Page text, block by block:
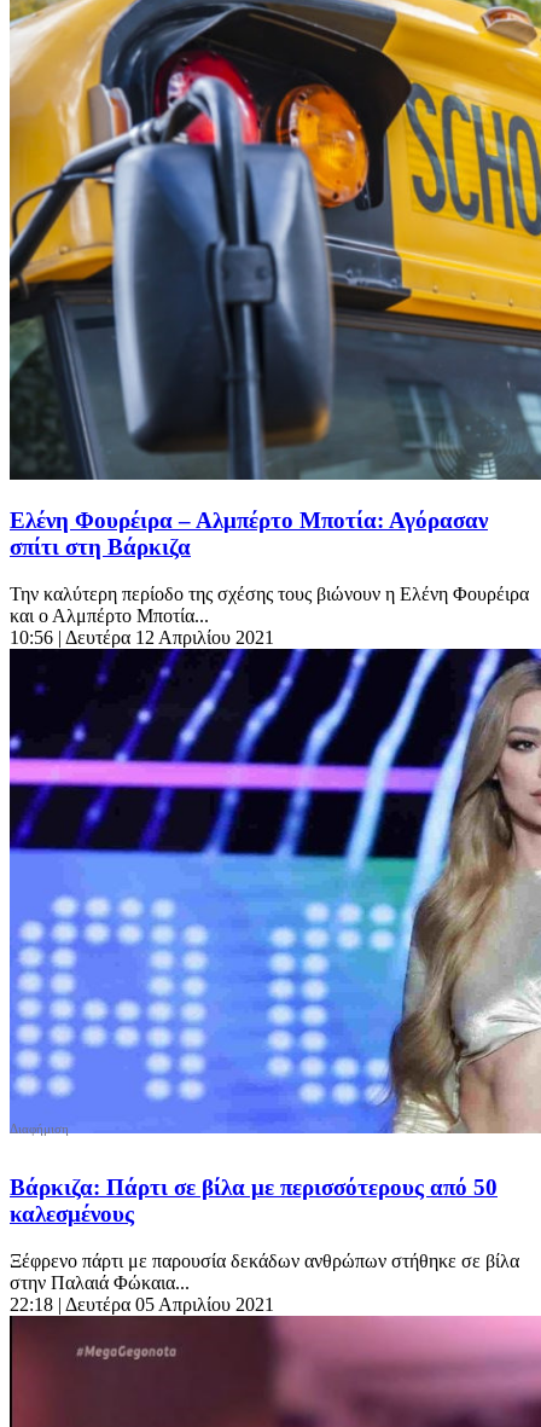
Ελένη Φουρέιρα – Αλμπέρτο Μποτία: Αγόρασαν
σπίτι στη Βάρκιζα
Την καλύτερη περίοδο της σχέσης τους βιώνουν η Ελένη Φουρέιρα
και ο Αλμπέρτο Μποτία...
10:56 | Δευτέρα 12 Απριλίου 2021
Βάρκιζα: Πάρτι σε βίλα με περισσότερους από 50
καλεσμένους
Ξέφρενο πάρτι με παρουσία δεκάδων ανθρώπων στήθηκε σε βίλα
στην Παλαιά Φώκαια...
22:18 | Δευτέρα 05 Απριλίου 2021